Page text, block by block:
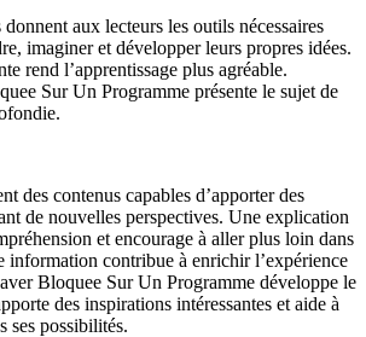
aux lecteurs les outils nécessaires
imaginer et développer leurs propres idées.
rend l’apprentissage plus agréable.
Sur Un Programme présente le sujet de
des contenus capables d’apporter des
de nouvelles perspectives. Une explication
et encourage à aller plus loin dans
information contribue à enrichir l’expérience
Bloquee Sur Un Programme développe le
des inspirations intéressantes et aide à
ses possibilités.